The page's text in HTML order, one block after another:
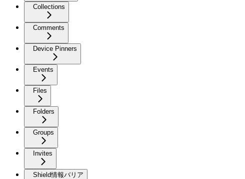
Collections
Comments
Device Pinners
Events
Files
Folders
Groups
Invites
Shield情報バリア